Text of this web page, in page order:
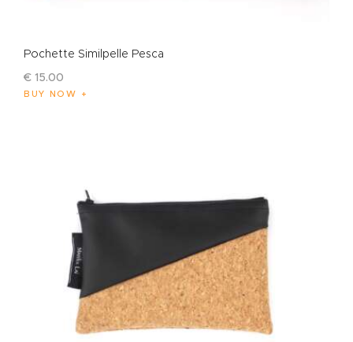
Pochette Similpelle Pesca
€ 15.00
BUY NOW